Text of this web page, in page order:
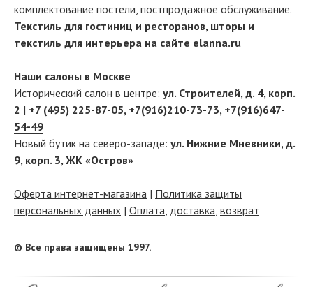
комплектование постели, постпродажное обслуживание.
Текстиль для гостиниц и ресторанов, шторы и
текстиль для интерьера на сайте elanna.ru
Наши салоны в Москве
Исторический салон в центре: ул. Строителей, д. 4, корп.
2 | +7 (495) 225-87-05, +7(916)210-73-73, +7(916)647-
54-49
Новый бутик на северо-западе: ул. Нижние Мневники, д.
9, корп. 3, ЖК «Остров»
Оферта интернет-магазина | Политика защиты
персональных данных | Оплата доставка возврат
© Все права защищены 1997.